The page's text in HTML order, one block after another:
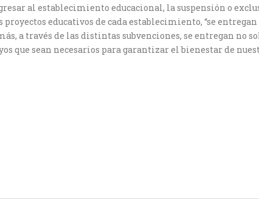
al establecimiento educacional, la suspensión o
educativos de cada establecimiento, “se
a través de las distintas subvenciones, se entregan no
que sean necesarios para garantizar el bienestar de